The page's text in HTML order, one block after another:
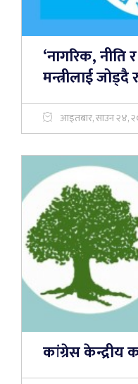
‘नागरिक, नीति
मन्त्रीलाई जोड्दै
आइतबार, साउन २४,
कांग्रेस